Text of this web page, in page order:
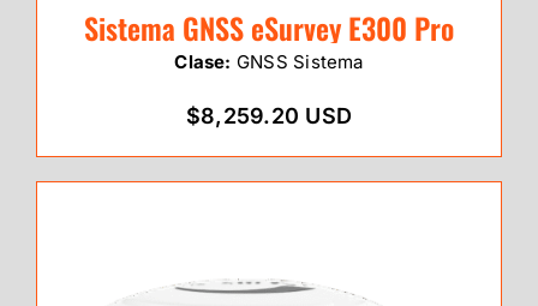
Sistema GNSS eSurvey E300 Pro
Clase: GNSS Sistema
$8,259.20 USD